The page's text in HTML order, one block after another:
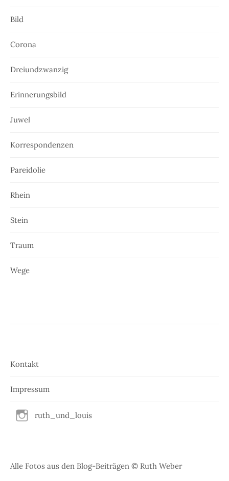
Bild
Corona
Dreiundzwanzig
Erinnerungsbild
Juwel
Korrespondenzen
Pareidolie
Rhein
Stein
Traum
Wege
Kontakt
Impressum
ruth_und_louis
Alle Fotos aus den Blog-Beiträgen © Ruth Weber